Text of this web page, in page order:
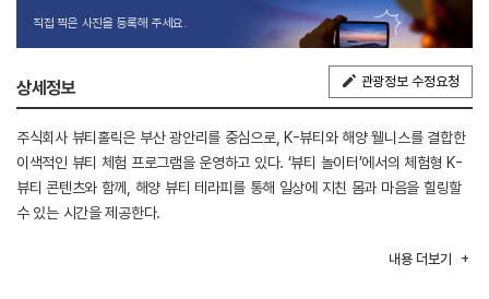
직접 찍은 사진을 등록해 주세요.
상세정보 관광정보 수정요청
주식회사 뷰티홀릭은 부산 광안리를 중심으로, K-뷰티와 해양 웰니스를 결합한
이색적인 뷰티 체험 프로그램을 운영하고 있다. ‘뷰티 놀이터’에서의 체험형 K-
뷰티 콘텐츠와 함께, 해양 뷰티 테라피를 통해 일상에 지친 몸과 마음을 힐링할
수 있는 시간을 제공한다.
내용 더보기